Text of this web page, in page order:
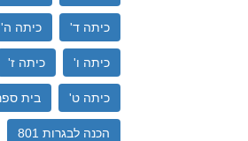
כיתה ד' כיתה ה'
כיתה ו' כיתה ז'
כיתה ט' בית
הכנה לבגרות 801